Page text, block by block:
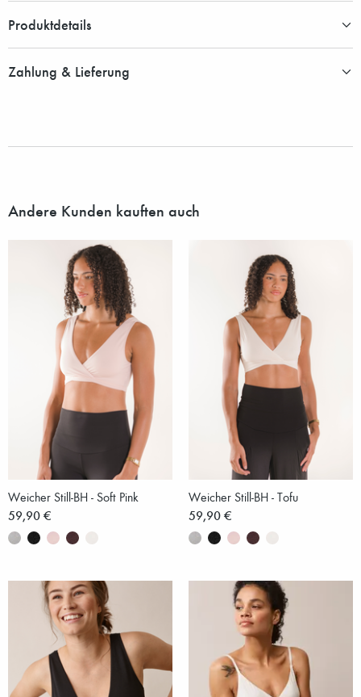
Produktdetails
Zahlung & Lieferung
Andere Kunden kauften auch
Weicher Still-BH - Soft Pink
59,90 €
Weicher Still-BH - Tofu
59,90 €